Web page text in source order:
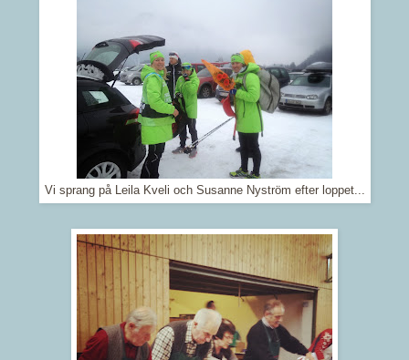
Vi sprang på Leila Kveli och Susanne Nyström efter loppet...